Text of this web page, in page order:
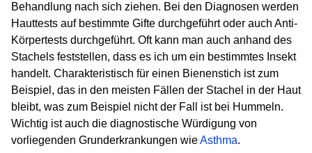
Behandlung nach sich ziehen. Bei den Diagnosen werden
Hauttests auf bestimmte Gifte durchgeführt oder auch Anti-
Körpertests durchgeführt. Oft kann man auch anhand des
Stachels feststellen, dass es ich um ein bestimmtes Insekt
handelt. Charakteristisch für einen Bienenstich ist zum
Beispiel, das in den meisten Fällen der Stachel in der Haut
bleibt, was zum Beispiel nicht der Fall ist bei Hummeln.
Wichtig ist auch die diagnostische Würdigung von
vorliegenden Grunderkrankungen wieAsthma.